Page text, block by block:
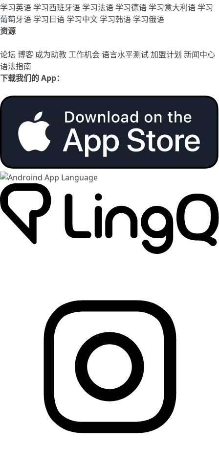
学习英语 学习西班牙语 学习法语 学习德语 学习意大利语 学习
葡萄牙语 学习日语 学习中文 学习韩语 学习俄语
资源
论坛 博客 成为助教工作机会语言水平测试加盟计划 新闻中心
语法指南
下载我们的 App：